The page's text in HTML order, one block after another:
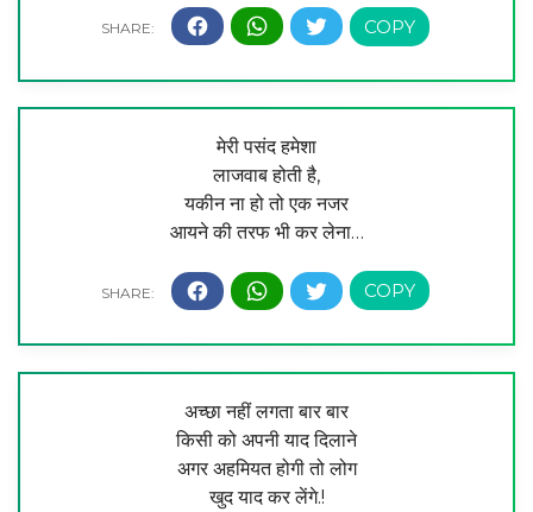
मेरी पसंद हमेशा
लाजवाब होती है,
यकीन ना हो तो एक नजर
आयने की तरफ भी कर लेना…
अच्छा नहीं लगता बार बार
किसी को अपनी याद दिलाने
अगर अहमियत होगी तो लोग
खुद याद कर लेंगे.!